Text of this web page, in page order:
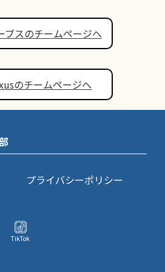
ブスのチームページへ
のチームページへ
プライバシーポリシー
TikTok